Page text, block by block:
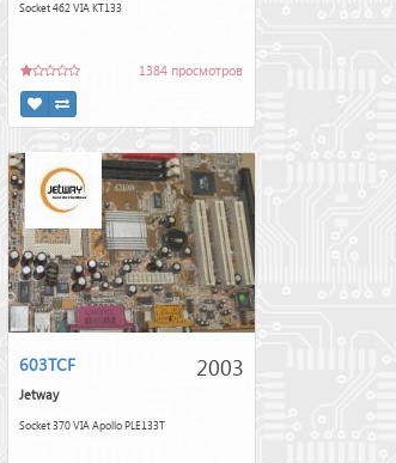
Socket 462 VIA KT133
1384 просмотров
2003
603TCF
Jetway
Socket 370 VIA Apollo PLE133T